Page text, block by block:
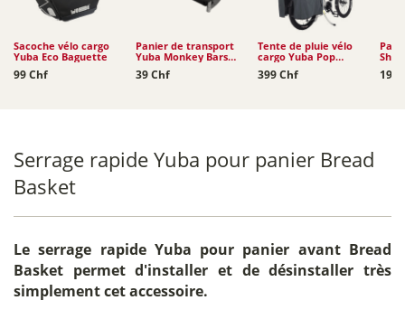
Sacoche vélo cargo
Yuba Eco Baguette
99 Chf
Panier de transport
Yuba Monkey Bars
Tote
39 Chf
Tente de pluie vélo
cargo Yuba Pop
Shelter
399 Chf 199
Serrage rapide Yuba pour panier Bread
Basket
Leserrage rapide Yuba pour panier avant Bread
Basket permet d'installer et de désinstaller très
simplement cet accessoire.